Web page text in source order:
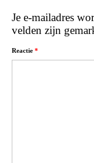
Je e-mailadres
velden zijn
Reactie *